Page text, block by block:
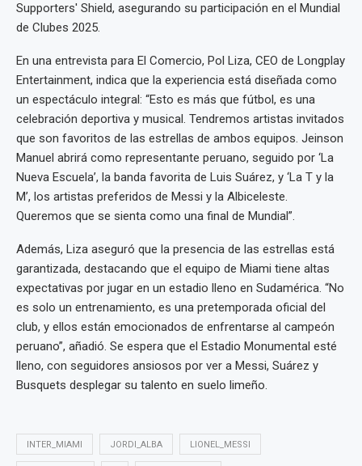
Supporters' Shield, asegurando su participación en el Mundial
de Clubes 2025.
En una entrevista para El Comercio, Pol Liza, CEO de Longplay
Entertainment, indica que la experiencia está diseñada como
un espectáculo integral: “Esto es más que fútbol, es una
celebración deportiva y musical. Tendremos artistas invitados
que son favoritos de las estrellas de ambos equipos. Jeinson
Manuel abrirá como representante peruano, seguido por ‘La
Nueva Escuela’, la banda favorita de Luis Suárez, y ‘La T y la
M’, los artistas preferidos de Messi y la Albiceleste.
Queremos que se sienta como una final de Mundial”.
Además, Liza aseguró que la presencia de las estrellas está
garantizada, destacando que el equipo de Miami tiene altas
expectativas por jugar en un estadio lleno en Sudamérica. “No
es solo un entrenamiento, es una pretemporada oficial del
club, y ellos están emocionados de enfrentarse al campeón
peruano”, añadió. Se espera que el Estadio Monumental esté
lleno, con seguidores ansiosos por ver a Messi, Suárez y
Busquets desplegar su talento en suelo limeño.
INTER_MIAMI JORDI_ALBA LIONEL_MESSI